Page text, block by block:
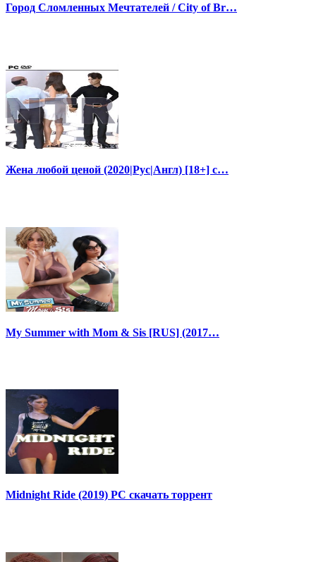
Город Сломленных Мечтателей / City of Br…
Жена любой ценой (2020|Рус|Англ) [18+] с…
My Summer with Mom & Sis [RUS] (2017…
Midnight Ride (2019) PC скачать торрент